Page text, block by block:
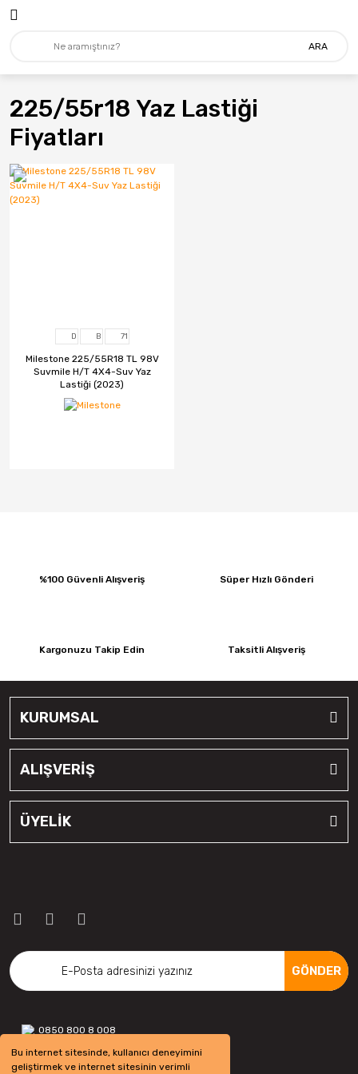
Bu internet sitesinde, kullanıcı deneyimini
geliştirmek ve internet sitesinin verimli
ARA
225/55r18 Yaz Lastiği
Fiyatları
D B 71
Milestone 225/55R18 TL 98V
Suvmile H/T 4X4-Suv Yaz
Lastiği (2023)
%100 Güvenli Alışveriş Süper Hızlı Gönderi
Kargonuzu Takip Edin Taksitli Alışveriş
KURUMSAL
ALIŞVERİŞ
ÜYELİK
GÖNDER
0850 800 8 008